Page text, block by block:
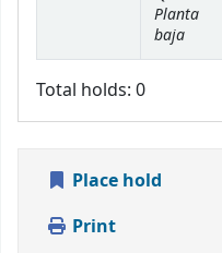
Planta
baja
Total holds: 0
Place hold
Print